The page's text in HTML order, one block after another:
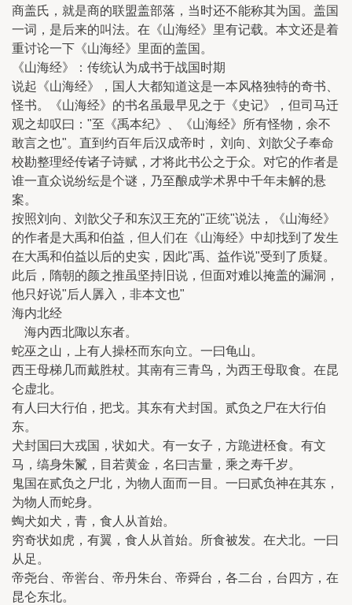
商盖氏，就是商的联盟盖部落，当时还不能称其为国。盖国
一词，是后来的叫法。在《山海经》里有记载。本文还是着
重讨论一下《山海经》里面的盖国。
《山海经》：传统认为成书于战国时期
说起《山海经》，国人大都知道这是一本风格独特的奇书、
怪书。《山海经》的书名虽最早见之于《史记》，但司马迁
观之却叹曰："至《禹本纪》、《山海经》所有怪物，余不
敢言之也"。直到约百年后汉成帝时， 刘向、刘歆父子奉命
校勘整理经传诸子诗赋，才将此书公之于众。对它的作者是
谁一直众说纷纭是个谜，乃至酿成学术界中千年未解的悬
案。
按照刘向、刘歆父子和东汉王充的"正统"说法，《山海经》
的作者是大禹和伯益，但人们在《山海经》中却找到了发生
在大禹和伯益以后的史实，因此"禹、益作说"受到了质疑。
此后，隋朝的颜之推虽坚持旧说，但面对难以掩盖的漏洞，
他只好说"后人羼入，非本文也"
海内北经
海内西北陬以东者。
蛇巫之山，上有人操柸而东向立。一曰龟山。
西王母梯几而戴胜杖。其南有三青鸟，为西王母取食。在昆
仑虚北。
有人曰大行伯，把戈。其东有犬封国。贰负之尸在大行伯
东。
犬封国曰大戎国，状如犬。有一女子，方跪进柸食。有文
马，缟身朱鬣，目若黄金，名曰吉量，乘之寿千岁。
鬼国在贰负之尸北，为物人面而一目。一曰贰负神在其东，
为物人而蛇身。
蜪犬如犬，青，食人从首始。
穷奇状如虎，有翼，食人从首始。所食被发。在犬北。一曰
从足。
帝尧台、帝喾台、帝丹朱台、帝舜台，各二台，台四方，在
昆仑东北。